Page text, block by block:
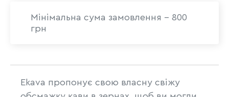
Мінімальна сума замовлення - 800
грн
Ekava пропонує свою власну свіжу